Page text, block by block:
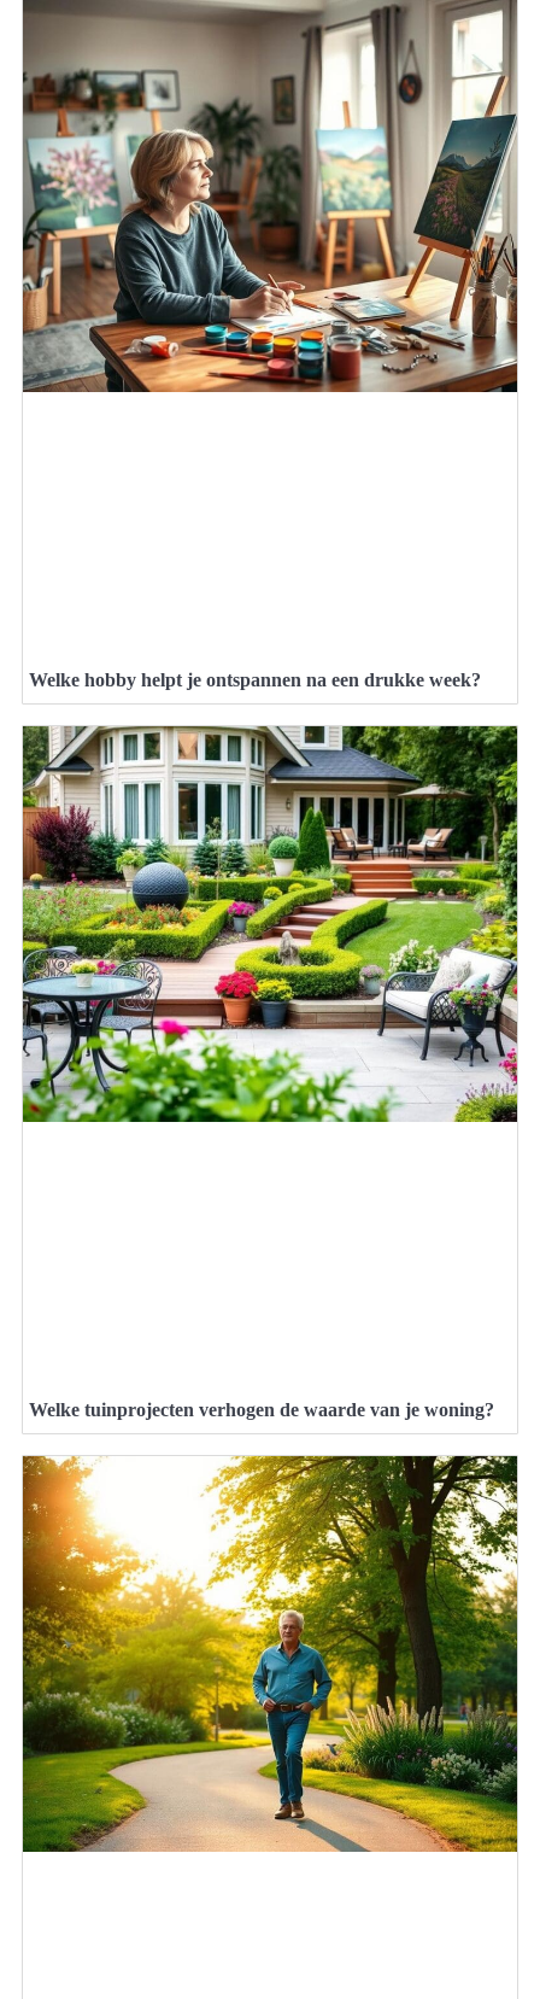
Welke hobby helpt je ontspannen na een drukke week?
Welke tuinprojecten verhogen de waarde van je woning?